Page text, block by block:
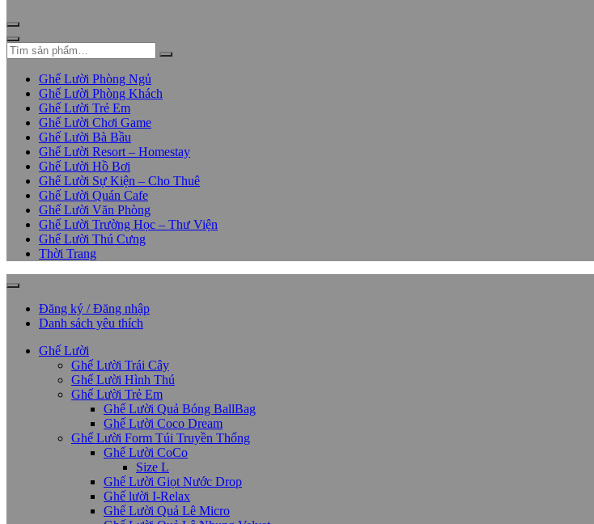
Ghế Lười Phòng Ngủ
Ghế Lười Phòng Khách
Ghế Lười Trẻ Em
Ghế Lười Chơi Game
Ghế Lười Bà Bầu
Ghế Lười Resort – Homestay
Ghế Lười Hồ Bơi
Ghế Lười Sự Kiện – Cho Thuê
Ghế Lười Quán Cafe
Ghế Lười Văn Phòng
Ghế Lười Trường Học – Thư Viện
Ghế Lười Thú Cưng
Thời Trang
Đăng ký / Đăng nhập
Danh sách yêu thích
Ghế Lười
Ghế Lười Trái Cây
Ghế Lười Hình Thú
Ghế Lười Trẻ Em
Ghế Lười Quả Bóng BallBag
Ghế Lười Coco Dream
Ghế Lười Form Túi Truyền Thống
Ghế Lười CoCo
Size L
Ghế Lười Giọt Nước Drop
Ghế lười I-Relax
Ghế Lười Quả Lê Micro